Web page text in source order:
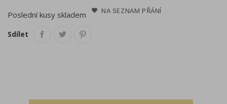
Poslední kusy skladem NA SEZNAM PŘÁNÍ
Sdílet